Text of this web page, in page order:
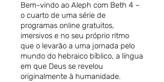
Bem-vindo ao Aleph com Beth 4 –
o cuarto de uma série de
programas online gratuitos,
imersivos e no seu próprio ritmo
que o levarão a uma jornada pelo
mundo do hebraico bíblico, a língua
em que Deus se revelou
originalmente à humanidade.